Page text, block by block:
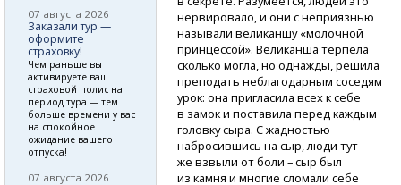
нервировало, и они с неприязнью
называли великаншу «молочной
принцессой». Великанша терпела
сколько могла, но однажды, решила
преподать неблагодарным соседям
урок: она пригласила всех к себе
в замок и поставила перед каждым
головку сыра. С жадностью
набросившись на сыр, люди тут
же взвыли от боли – сыр был
из камня и многие сломали себе
07 августа 2026
Заказали тур —
оформите
страховку!
Чем раньше вы
активируете ваш
страховой полис на
период тура — тем
больше времени у вас
на спокойное
ожидание вашего
отпуска!
07 августа 2026